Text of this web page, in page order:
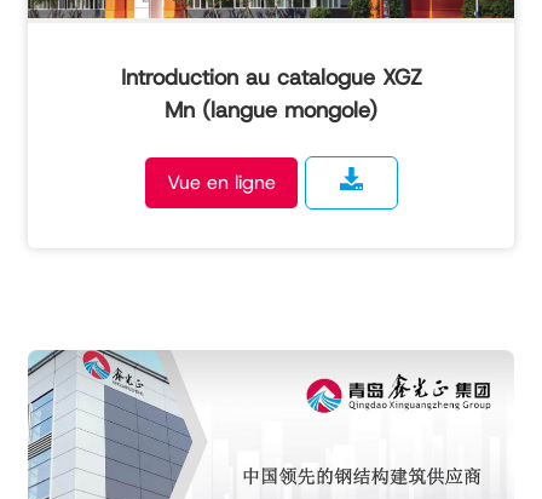
Introduction au catalogue XGZ
Mn (langue mongole)
Vue en ligne